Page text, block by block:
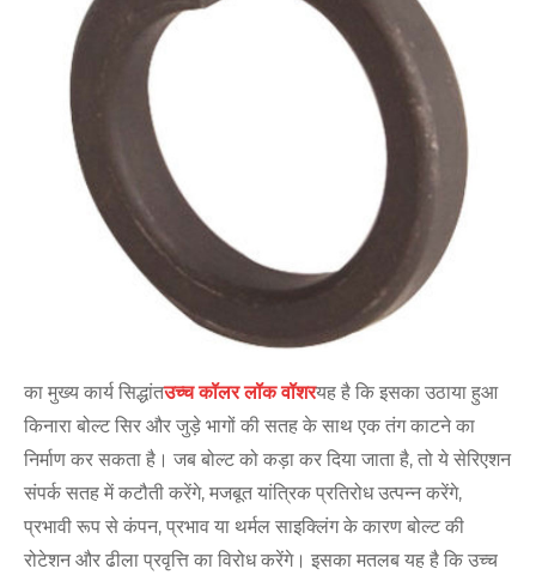
का मुख्य कार्य सिद्धांतउच्च कॉलर लॉक वॉशरयह है कि इसका उठाया हुआ
किनारा बोल्ट सिर और जुड़े भागों की सतह के साथ एक तंग काटने का
निर्माण कर सकता है। जब बोल्ट को कड़ा कर दिया जाता है, तो ये सेरिएशन
संपर्क सतह में कटौती करेंगे, मजबूत यांत्रिक प्रतिरोध उत्पन्न करेंगे,
प्रभावी रूप से कंपन, प्रभाव या थर्मल साइक्लिंग के कारण बोल्ट की
रोटेशन और ढीला प्रवृत्ति का विरोध करेंगे। इसका मतलब यह है कि उच्च